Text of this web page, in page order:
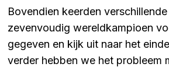
Bovendien keerden
zevenvoudig wereldkampioen
gegeven en kijk uit naar het
verder hebben we het probleem